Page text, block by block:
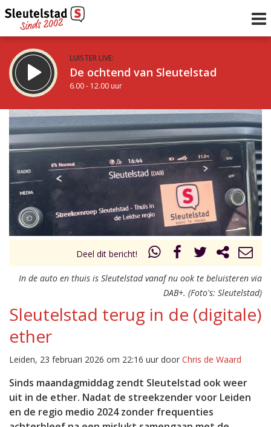
LUISTER LIVE:
De ochtend van Sleutelstad
6.00 - 12.00 uur
STRAKS:
De middag van Sleutelstad
12.00 - 17.00 uur
Vorig uur
uur 1 van 0 Volgend uur
Deel dit bericht!
In de auto en thuis is Sleutelstad vanaf nu ook te beluisteren via
DAB+. (Foto's: Sleutelstad)
Sleutelstad terug in de (digitale)
ether
Leiden, 23 februari 2026 om 22:16 uur door Chris de Waard
Sinds maandagmiddag zendt Sleutelstad ook weer
uit in de ether. Nadat de streekzender voor Leiden
en de regio medio 2024 zonder frequenties